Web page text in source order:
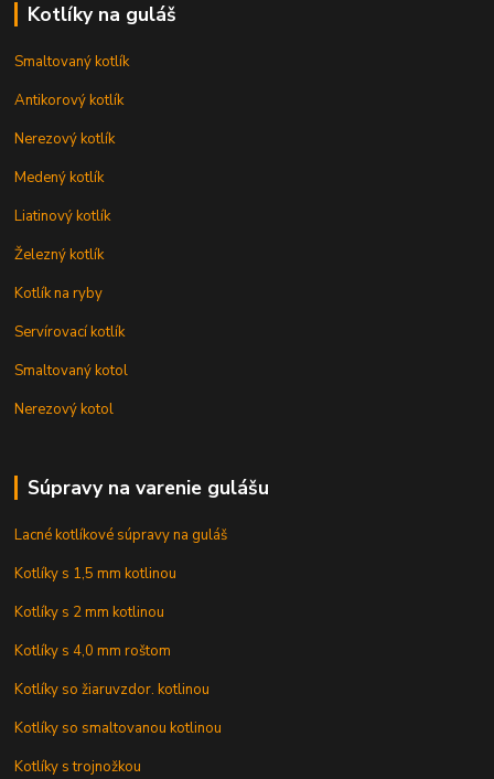
Kotlíky na guláš
Smaltovaný kotlík
Antikorový kotlík
Nerezový kotlík
Medený kotlík
Liatinový kotlík
Železný kotlík
Kotlík na ryby
Servírovací kotlík
Smaltovaný kotol
Nerezový kotol
Súpravy na varenie gulášu
Lacné kotlíkové súpravy na guláš
Kotlíky s 1,5 mm kotlinou
Kotlíky s 2 mm kotlinou
Kotlíky s 4,0 mm roštom
Kotlíky so žiaruvzdor. kotlinou
Kotlíky so smaltovanou kotlinou
Kotlíky s trojnožkou